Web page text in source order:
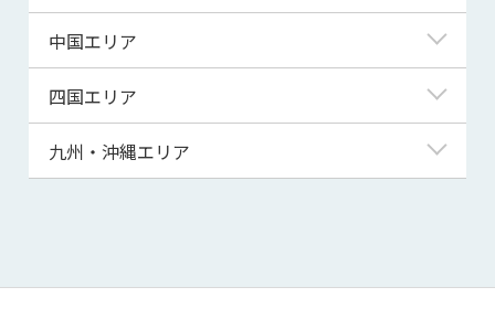
秋田県
山形県
千葉県
茨城県
群馬県
福井県
山梨県
長野県
静岡県
三重県
滋賀県
京都府
大阪府
兵庫県
和歌山県
中国エリア
鳥取県
島根県
山口県
四国エリア
徳島県
高知県
九州・沖縄エリア